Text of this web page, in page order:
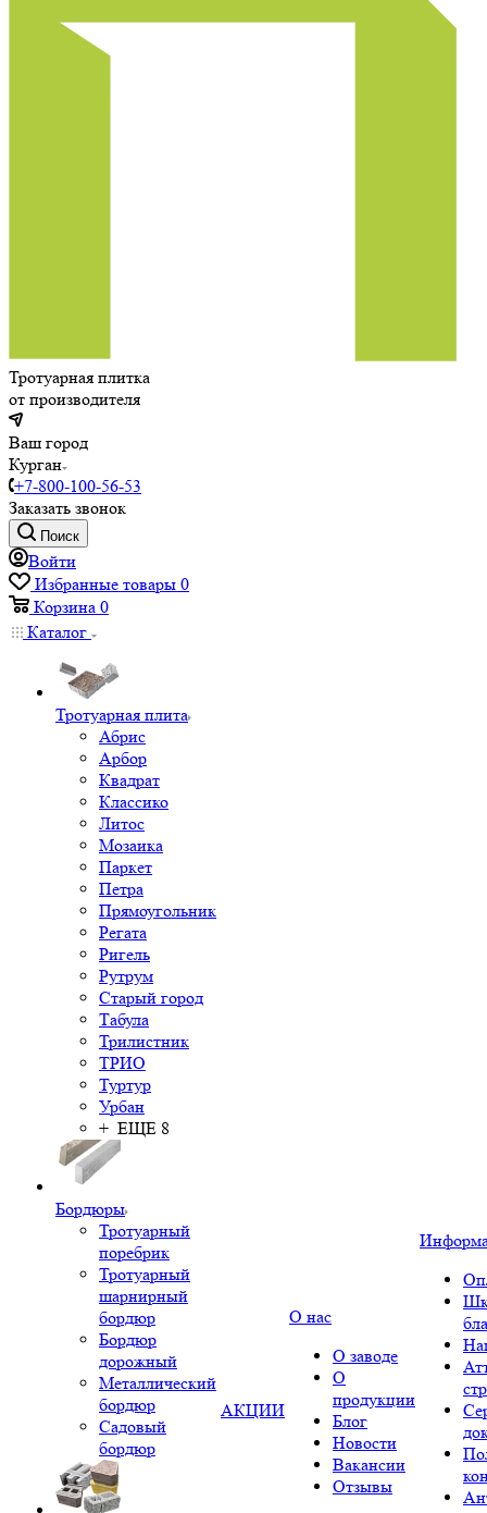
Тротуарная плитка
от производителя
Ваш город
Курган
+7-800-100-56-53
Заказать звонок
Поиск
Войти
Избранные товары 0
Корзина 0
Каталог
Тротуарная плита
Абрис
Арбор
Квадрат
Классико
Литос
Мозаика
Паркет
Петра
Прямоугольник
Регата
Ригель
Рутрум
Старый город
Табула
Трилистник
ТРИО
Туртур
Урбан
+ ЕЩЕ 8
Бордюры
Тротуарный
поребрик
Тротуарный
шарнирный
бордюр
Бордюр
дорожный
Металлический
бордюр
Садовый
бордюр
АКЦИИ
О нас
О заводе
О
продукции
Блог
Новости
Вакансии
Отзывы